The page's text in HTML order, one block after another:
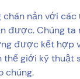
chán nản với
được. Chúng ta
được kết hợp
giới kỹ thuật
chúng.